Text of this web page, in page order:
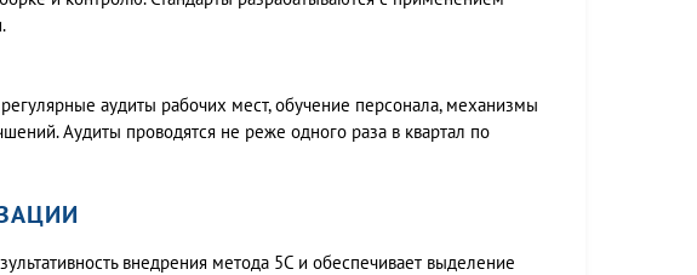
аудиты рабочих мест, обучение персонала, механизмы
Аудиты проводятся не реже одного раза в квартал по
внедрения метода 5С и обеспечивает выделение